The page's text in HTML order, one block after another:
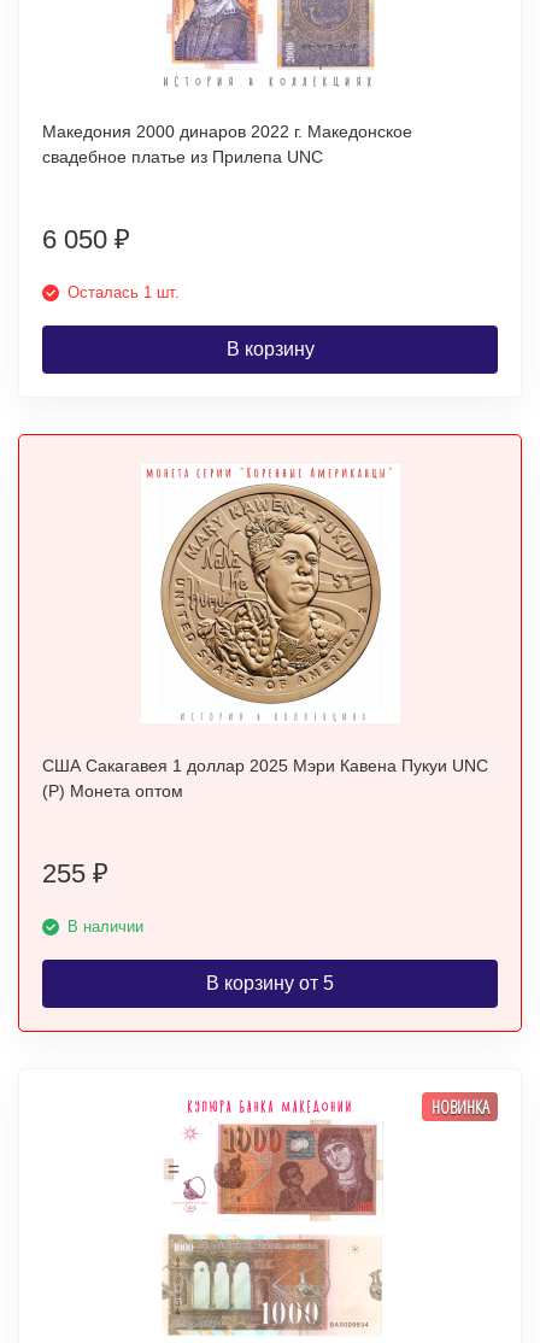
Македония 2000 динаров 2022 г. Македонское
свадебное платье из Прилепа UNC
6 050 ₽
Осталась 1 шт.
В корзину
США Сакагавея 1 доллар 2025 Мэри Кавена Пукуи UNC
(P) Монета оптом
255 ₽
В наличии
В корзину от 5
НОВИНКА